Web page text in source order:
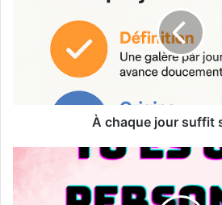
À chaque jour suffit